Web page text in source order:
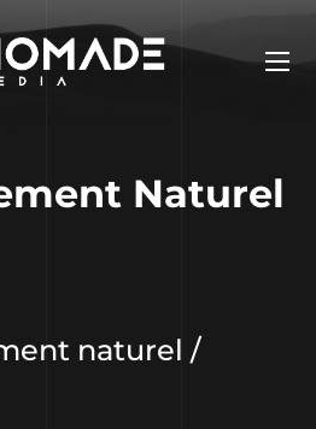
Naturel
naturel /